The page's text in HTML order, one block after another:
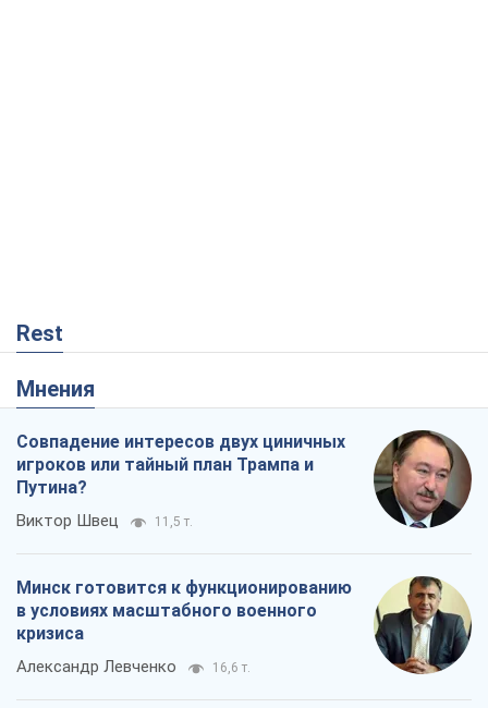
Rest
Мнения
Совпадение интересов двух циничных
игроков или тайный план Трампа и
Путина?
Виктор Швец 11,5 т.
Минск готовится к функционированию
в условиях масштабного военного
кризиса
Александр Левченко 16,6 т.